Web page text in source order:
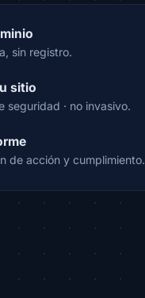
sin registro.
sitio
seguridad · no invasivo.
de acción y cumplimiento.